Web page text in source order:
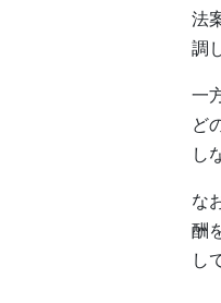
法
調
一
ど
し
な
酬
し